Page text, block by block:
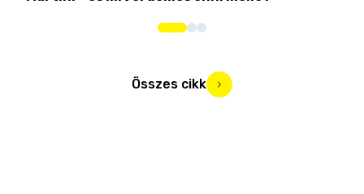
Összes cikk